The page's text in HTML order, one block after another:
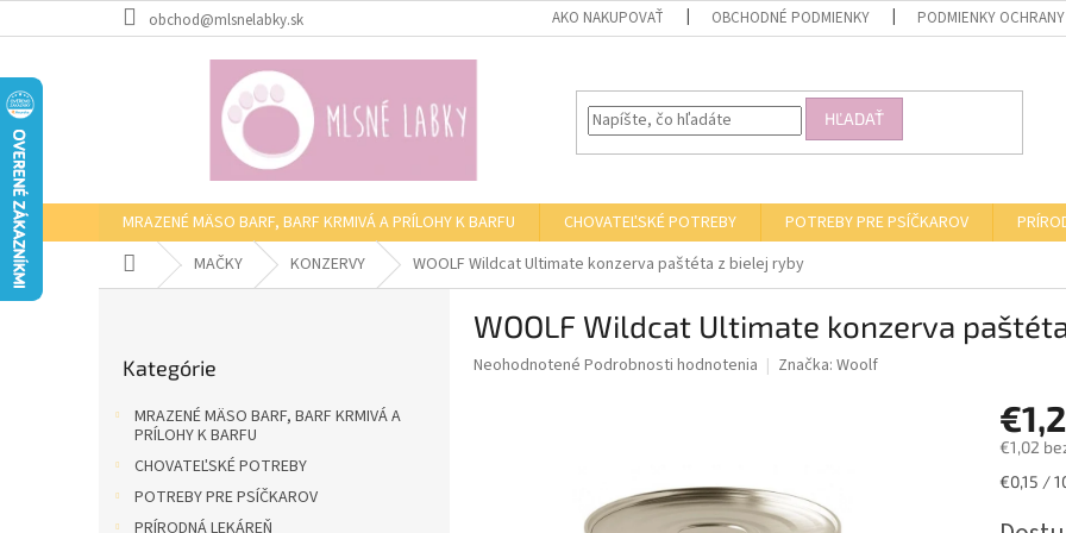
na
obchod@mlsnelabky.sk AKO NAKUPOVAŤ OBCHODNÉ PODMIENKY PODMIENKY OCHRANY
HĽADAŤ
MRAZENÉ MÄSO BARF, BARF KRMIVÁ A PRÍLOHY K BARFU CHOVATEĽSKÉ POTREBY POTREBY PRE PSÍČKAROV
DomovMAČKY KONZERVY WOOLF Wildcat Ultimate konzerva paštéta z bielej ryby
kategórie
Kategórie
MRAZENÉ MÄSO BARF, BARF KRMIVÁ A
PRÍLOHY K BARFU
CHOVATEĽSKÉ POTREBY
POTREBY PRE PSÍČKAROV
PRÍRODNÁ LEKÁREŇ
WOOLF Wildcat Ultimate konzerva
Priemerné
Neohodnotené Podrobnosti hodnotenia Značka: Woolf
€1,02
€0,15 /